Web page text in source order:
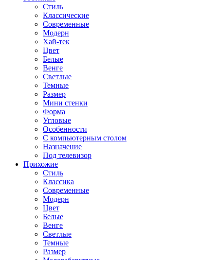
Стиль
Классические
Современные
Модерн
Хай-тек
Цвет
Белые
Венге
Светлые
Темные
Размер
Мини стенки
Форма
Угловые
Особенности
С компьютерным столом
Назначение
Под телевизор
Прихожие
Стиль
Классика
Современные
Модерн
Цвет
Белые
Венге
Светлые
Темные
Размер